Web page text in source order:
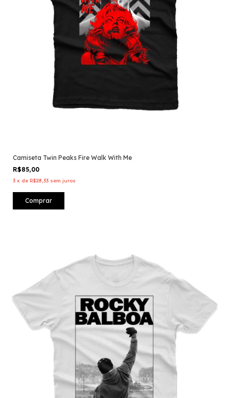
Camiseta Twin Peaks Fire Walk With Me
R$85,00
3 x de R$28,33 sem juros
Comprar